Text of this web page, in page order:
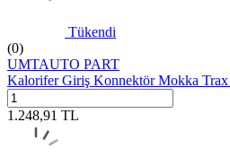
Tükendi
(0)
UMTAUTO PART
Kalorifer Giriş Konnektör Mokka
1.248,91 TL